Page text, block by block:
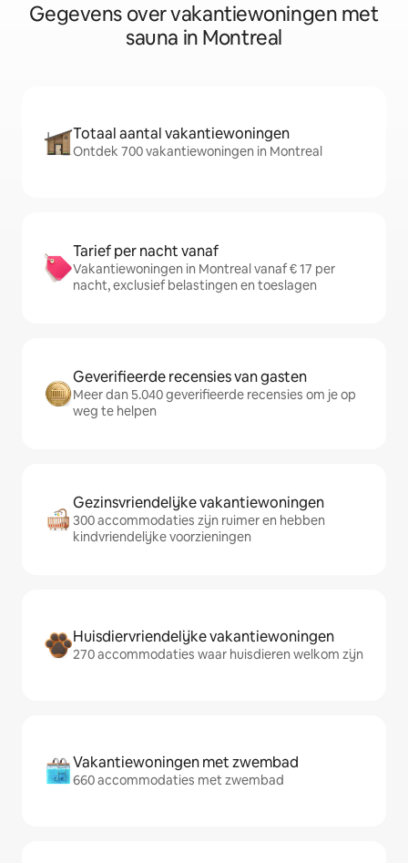
Gegevens over vakantiewoningen met
sauna in Montreal
Totaal aantal vakantiewoningen
Ontdek 700 vakantiewoningen in Montreal
Tarief per nacht vanaf
Vakantiewoningen in Montreal vanaf € 17 per
nacht, exclusief belastingen en toeslagen
Geverifieerde recensies van gasten
Meer dan 5.040 geverifieerde recensies om je op
weg te helpen
Gezinsvriendelijke vakantiewoningen
300 accommodaties zijn ruimer en hebben
kindvriendelijke voorzieningen
Huisdiervriendelijke vakantiewoningen
270 accommodaties waar huisdieren welkom zijn
Vakantiewoningen met zwembad
660 accommodaties met zwembad